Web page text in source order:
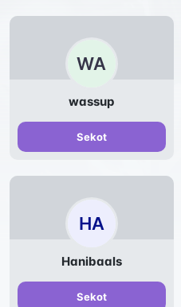
WA
wassup
Sekot
HA
Hanibaals
Sekot